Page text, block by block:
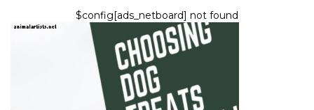
$config[ads_netboard] not found